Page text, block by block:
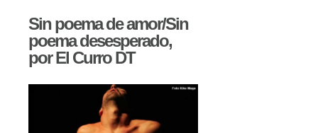
Sin poema de amor/Sin
poema desesperado,
por El Curro DT